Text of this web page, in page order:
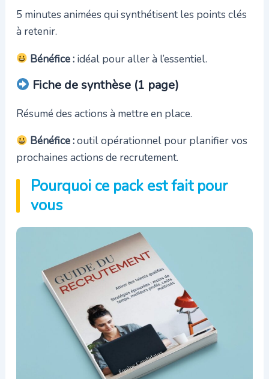
5 minutes animées qui synthétisent les points clés
à retenir.
Bénéfice : idéal pour aller à l’essentiel.
Fiche de synthèse (1 page)
Résumé des actions à mettre en place.
Bénéfice :outil opérationnel pour planifier vos
prochaines actions de recrutement.
Pourquoi ce pack est fait pour
vous